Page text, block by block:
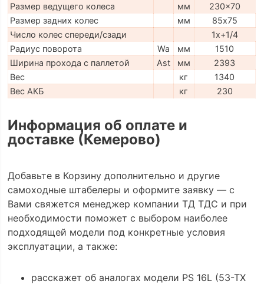
Размер ведущего колеса
мм
230x70
Размер задних колес
мм
85х75
Число колес спереди/сзади
1x+1/4
Радиус поворота
Wa мм
1510
Ширина прохода с паллетой
Ast мм
2393
Вес
кг
1340
Вес АКБ
кг 230
Информация об оплате и
доставке (Кемерово)
Добавьте в Корзину дополнительно и другие
самоходные штабелеры и оформите заявку — с
Вами свяжется менеджер компании ТД ТДС и при
необходимости поможет с выбором наиболее
подходящей модели под конкретные условия
эксплуатации, а также:
расскажет об аналогах модели PS 16L (53-TX